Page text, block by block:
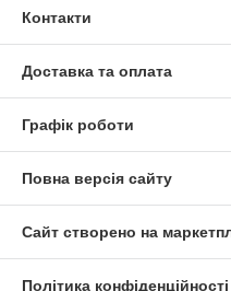
м
регулюван
ня висоти, конструкцією і
Механізм регулювання
муфта + гвинт;
гвинтовий замок
болт-штифт через отвір
Міцність і стійкість
одинарними і подвійними.
музикантів, вагою 100 + кг.
Контакти
Доставка та оплата
Графік роботи
Повна версія сайту
Сайт створено на
Політика конфіденційності